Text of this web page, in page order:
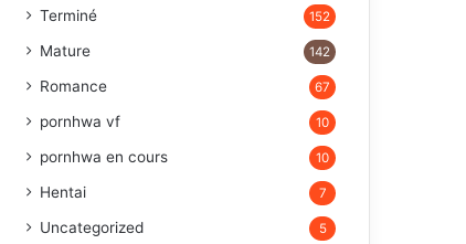
Terminé 152
Mature 142
Romance 67
pornhwa vf 10
pornhwa en cours 10
Hentai 7
Uncategorized 5